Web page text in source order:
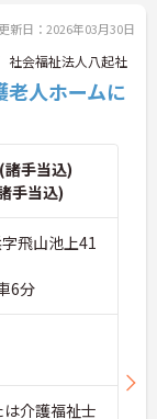
新日：2026年03月30日
社会福祉法人八起社
人ホームに
諸手当込)
手当込)
飛山池上41
6分
介護福祉士